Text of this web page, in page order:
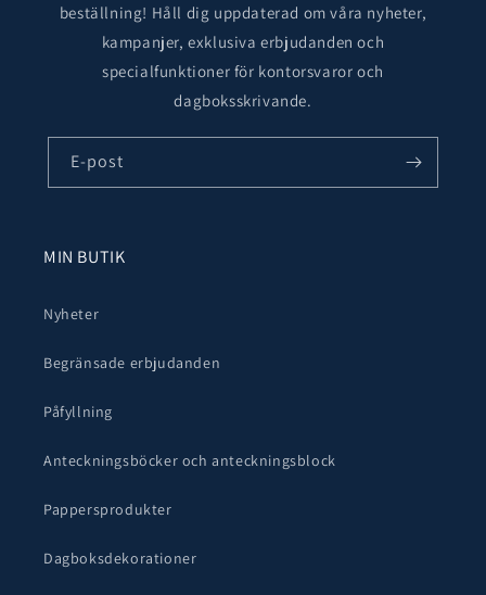
beställning! Håll dig uppdaterad om våra nyheter,
kampanjer, exklusiva erbjudanden och
specialfunktioner för kontorsvaror och
dagboksskrivande.
E-post
MIN BUTIK
Nyheter
Begränsade erbjudanden
Påfyllning
Anteckningsböcker och anteckningsblock
Pappersprodukter
Dagboksdekorationer